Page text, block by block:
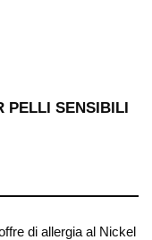
PELLI SENSIBILI
di allergia al Nickel